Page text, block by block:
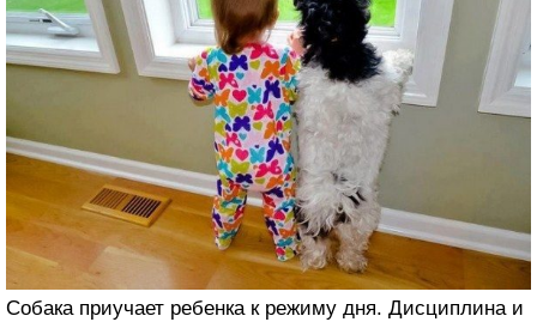
Собака приучает ребенка к режиму дня. Дисциплина и